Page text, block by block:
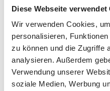
Diese Webseite verwendet
Wir verwenden Cookies,
personalisieren,
zu können und die Zugriffe
analysieren. Außerdem
Verwendung unserer
soziale Medien, Werbung